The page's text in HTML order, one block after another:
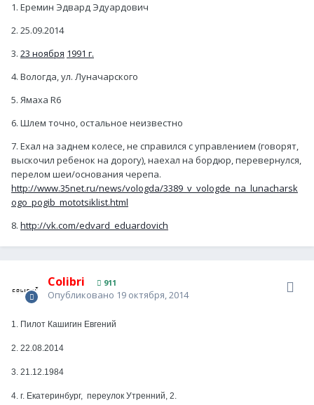
1. Еремин Эдвард Эдуардович
2. 25.09.2014
3. 23 ноября 1991 г.
4. Вологда, ул. Луначарского
5. Ямаха R6
6. Шлем точно, остальное неизвестно
7. Ехал на заднем колесе, не справился с управлением (говорят,
выскочил ребенок на дорогу), наехал на бордюр, перевернулся,
перелом шеи/основания черепа.
http://www.35net.ru/news/vologda/3389_v_vologde_na_lunacharsk
ogo_pogib_mototsiklist.html
8. http://vk.com/edvard_eduardovich
Colibri 911
Опубликовано 19 октября, 2014
1. Пилот Кашигин Евгений
2. 22.08.2014
3. 21.12.1984
4. г. Екатеринбург, переулок Утренний, 2.